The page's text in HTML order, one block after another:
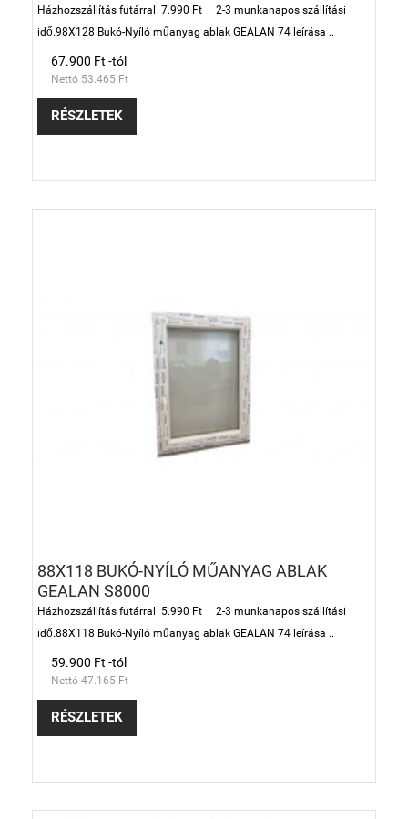
Házhozszállítás futárral 7.990 Ft 2-3 munkanapos szállítási
idő.98X128 Bukó-Nyíló műanyag ablak GEALAN 74 leírása ..
67.900 Ft -tól
Nettó 53.465 Ft
RÉSZLETEK
88X118 BUKÓ-NYÍLÓ MŰANYAG ABLAK
GEALAN S8000
Házhozszállítás futárral 5.990 Ft 2-3 munkanapos szállítási
idő.88X118 Bukó-Nyíló műanyag ablak GEALAN 74 leírása ..
59.900 Ft -tól
Nettó 47.165 Ft
RÉSZLETEK